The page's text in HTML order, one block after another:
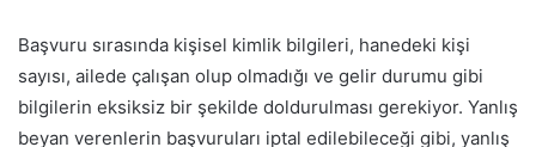
Başvuru sırasında kişisel kimlik bilgileri, hanedeki kişi
sayısı, ailede çalışan olup olmadığı ve gelir durumu gibi
bilgilerin eksiksiz bir şekilde doldurulması gerekiyor. Yanlış
beyan verenlerin başvuruları iptal edilebileceği gibi, yanlış